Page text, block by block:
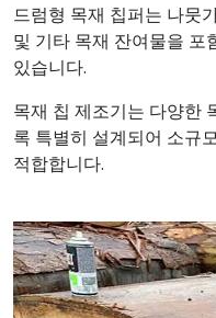
드럼형 목재 칩퍼는 나뭇
및 기타 목재 잔여물을 포
있습니다.
목재 칩 제조기는 다양한
록 특별히 설계되어 소규
적합합니다.